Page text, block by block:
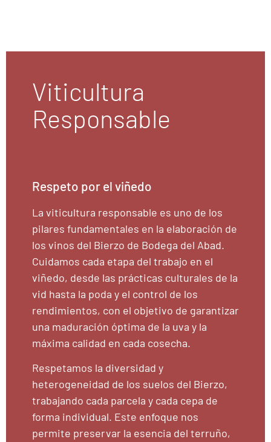
Viticultura
Responsable
Respeto por el viñedo
La viticultura responsable es uno de los
pilares fundamentales en la elaboración de
los vinos del Bierzo de Bodega del Abad.
Cuidamos cada etapa del trabajo en el
viñedo, desde las prácticas culturales de la
vid hasta la poda y el control de los
rendimientos, con el objetivo de garantizar
una maduración óptima de la uva y la
máxima calidad en cada cosecha.
Respetamos la diversidad y
heterogeneidad de los suelos del Bierzo,
trabajando cada parcela y cada cepa de
forma individual. Este enfoque nos
permite preservar la esencia del terruño,